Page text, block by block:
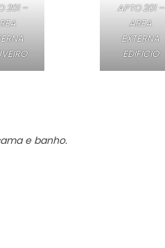
201 –
APTO 201 –
AREA
EXTERNA
EDIFICIO
e banho.